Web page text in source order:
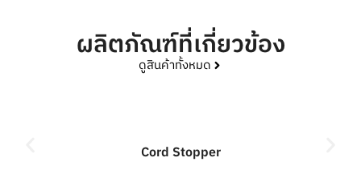
ผลิตภัณฑ์ที่เกี่ยวข้อง
ดูสินค้าทั้งหมด
Cord Stopper